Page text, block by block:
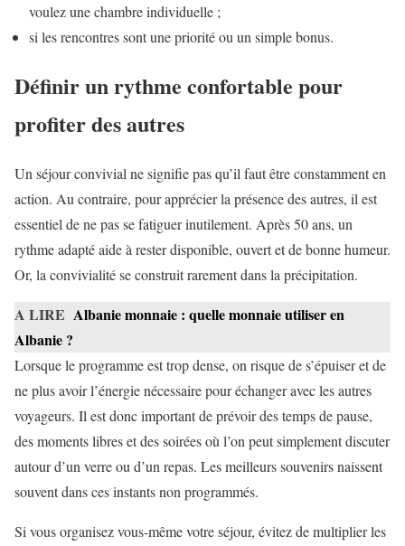
voulez une chambre individuelle ;
si les rencontres sont une priorité ou un simple bonus.
Définir un rythme confortable pour
profiter des autres
Un séjour convivial ne signifie pas qu’il faut être constamment en
action. Au contraire, pour apprécier la présence des autres, il est
essentiel de ne pas se fatiguer inutilement. Après 50 ans, un
rythme adapté aide à rester disponible, ouvert et de bonne humeur.
Or, la convivialité se construit rarement dans la précipitation.
A LIRE Albanie monnaie : quelle monnaie utiliser en
Albanie ?
Lorsque le programme est trop dense, on risque de s’épuiser et de
ne plus avoir l’énergie nécessaire pour échanger avec les autres
voyageurs. Il est donc important de prévoir des temps de pause,
des moments libres et des soirées où l’on peut simplement discuter
autour d’un verre ou d’un repas. Les meilleurs souvenirs naissent
souvent dans ces instants non programmés.
Si vous organisez vous-même votre séjour, évitez de multiplier les